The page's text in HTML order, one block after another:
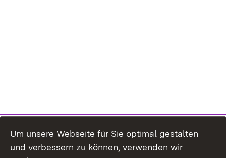
Um unsere Webseite für Sie optimal gestalten
und verbessern zu können, verwenden wir